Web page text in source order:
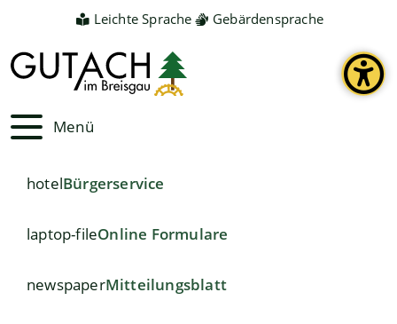
Leichte Sprache Gebärdensprache
Menü
hotelBürgerservice
laptop-fileOnline Formulare
newspaperMitteilungsblatt